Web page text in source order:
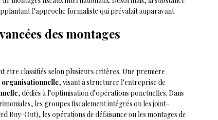
l’approche formaliste qui prévalait auparavant.
des montages
être classifiés selon plusieurs critères. Une première
organisationnelle, visant à structurer l’entreprise de
, dédiés à l’optimisation d’opérations ponctuelles. Dans
les groupes fiscalement intégrés ou les joint-
Buy-Out), les opérations de défaisance ou les montages de